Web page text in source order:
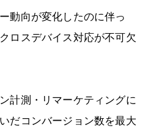
動向が変化したのに伴っ
ロスデバイス対応が不可欠
計測・リマーケティングに
だコンバージョン数を最大